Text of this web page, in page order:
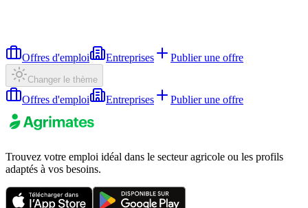
Offres d'emploi Entreprises Publier une offre
Changer le thème
Offres d'emploi Entreprises Publier une offre
Trouvez votre emploi idéal dans le secteur agricole ou les profils
adaptés à vos besoins.